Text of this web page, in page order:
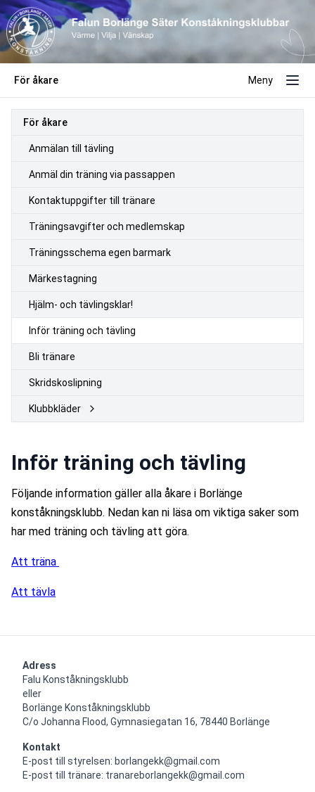
För åkare Meny
För åkare
Anmälan till tävling
Anmäl din träning via passappen
Kontaktuppgifter till tränare
Träningsavgifter och medlemskap
Träningsschema egen barmark
Märkestagning
Hjälm- och tävlingsklar!
Inför träning och tävling
Bli tränare
Skridskoslipning
Klubbkläder
Inför träning och tävling
Följande information gäller alla åkare i Borlänge
konståkningsklubb. Nedan kan ni läsa om viktiga saker som
har med träning och tävling att göra.
Att träna
Att tävla
Adress
Falu Konståkningsklubb
eller
Borlänge Konståkningsklubb
C/o Johanna Flood, Gymnasiegatan 16, 78440 Borlänge
Kontakt
E-post till styrelsen: borlangekk@gmail.com
E-post till tränare: tranareborlangekk@gmail.com